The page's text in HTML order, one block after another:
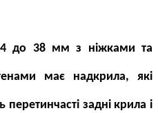
до 38 мм з ніжками та
має надкрила, які
задні крила і